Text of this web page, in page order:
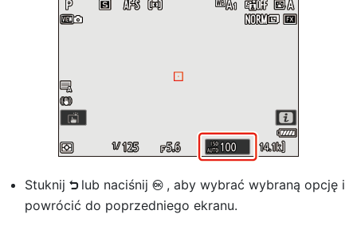
Stuknij Z lub naciśnij J , aby wybrać wybraną opcję i
powrócić do poprzedniego ekranu.